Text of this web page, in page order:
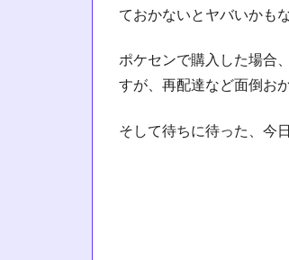
ておかないとヤバいかも
ポケセンで購入した場合
すが、再配達など面倒お
そして待ちに待った、今